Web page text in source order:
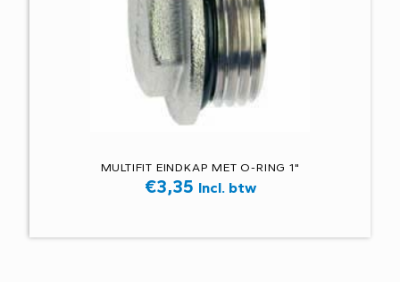
MULTIFIT EINDKAP MET O-RING 1"
€3,35 Incl. btw